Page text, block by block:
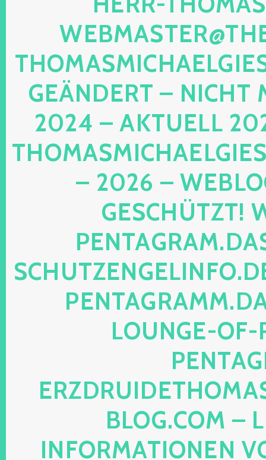
EÄNDERT – NICHT
024 – AKTUELL
2026 – WEBLOG
SCHÜTZT!
NTAGRAM.DAS-
HUTZENGELINFO.DE,
UNGE-OF-
OG.COM –
FORMATIONEN